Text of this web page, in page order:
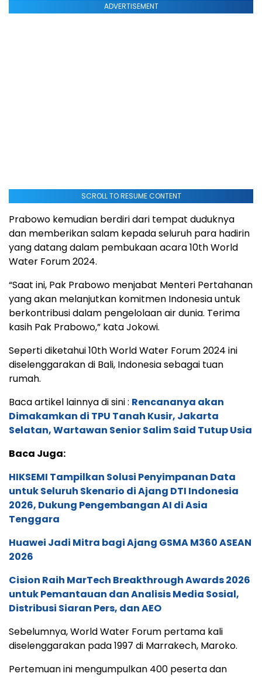
ADVERTISEMENT
SCROLL TO RESUME CONTENT
Prabowo kemudian berdiri dari tempat duduknya
dan memberikan salam kepada seluruh para hadirin
yang datang dalam pembukaan acara 10th World
Water Forum 2024.
“Saat ini, Pak Prabowo menjabat Menteri Pertahanan
yang akan melanjutkan komitmen Indonesia untuk
berkontribusi dalam pengelolaan air dunia. Terima
kasih Pak Prabowo,” kata Jokowi.
Seperti diketahui 10th World Water Forum 2024 ini
diselenggarakan di Bali, Indonesia sebagai tuan
rumah.
Baca artikel lainnya di sini : Rencananya akan
Dimakamkan di TPU Tanah Kusir, Jakarta
Selatan, Wartawan Senior Salim Said Tutup Usia
Baca Juga:
HIKSEMI Tampilkan Solusi Penyimpanan Data
untuk Seluruh Skenario di Ajang DTI Indonesia
2026, Dukung Pengembangan AI di Asia
Tenggara
Huawei Jadi Mitra bagi Ajang GSMA M360 ASEAN
2026
Cision Raih MarTech Breakthrough Awards 2026
untuk Pemantauan dan Analisis Media Sosial,
Distribusi Siaran Pers, dan AEO
Sebelumnya, World Water Forum pertama kali
diselenggarakan pada 1997 di Marrakech, Maroko.
Pertemuan ini mengumpulkan 400 peserta dan